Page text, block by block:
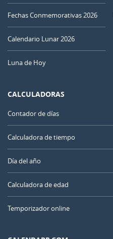
Fechas Conmemorativas 2026
Calendario Lunar 2026
Luna de Hoy
CALCULADORAS
Contador de días
Calculadora de tiempo
Día del año
Calculadora de edad
Temporizador online